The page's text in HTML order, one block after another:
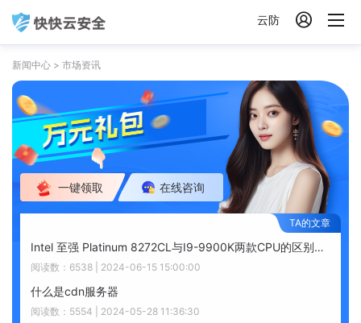
云防 
新闻中心 > 市场资讯
一键领取 在线咨询
Intel 至强 Platinum 8272CL与I9-9900K两款CPU的区别差异？
阅读数：6538 | 2024-06-15 15:00:00
什么是cdn服务器
阅读数：5554 | 2024-05-28 11:36:30